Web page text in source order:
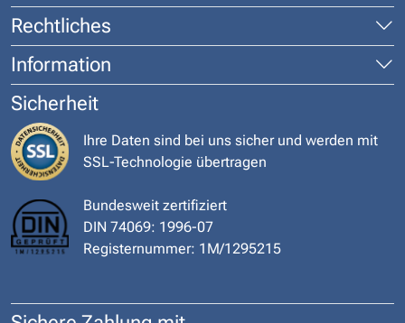
Rechtliches
Information
Sicherheit
Ihre Daten sind bei uns sicher und werden mit
SSL-Technologie übertragen
Bundesweit zertifiziert
DIN 74069: 1996-07
Registernummer: 1M/1295215